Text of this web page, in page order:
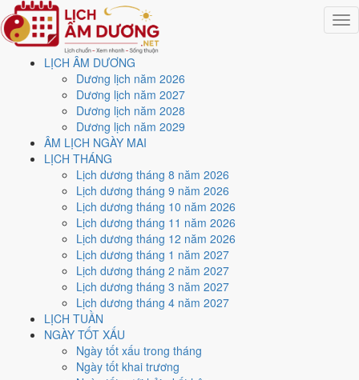
LỊCH ÂM DƯƠNG
Dương lịch năm 2026
Dương lịch năm 2027
Dương lịch năm 2028
Dương lịch năm 2029
ÂM LỊCH NGÀY MAI
LỊCH THÁNG
Lịch dương tháng 8 năm 2026
Lịch dương tháng 9 năm 2026
Lịch dương tháng 10 năm 2026
Lịch dương tháng 11 năm 2026
Lịch dương tháng 12 năm 2026
Lịch dương tháng 1 năm 2027
Lịch dương tháng 2 năm 2027
Lịch dương tháng 3 năm 2027
Lịch dương tháng 4 năm 2027
LỊCH TUẦN
NGÀY TỐT XẤU
Ngày tốt xấu trong tháng
Ngày tốt khai trương
Trang chủ
Lịch năm 2021
Tháng 1/2021
Ngày 26/1/2021 (Giáp Tuất)
Xem ngày26/1/2021
lịch - Ngày 14/12 âm lịch
(Giáp Tuất) tốt hay xấu?
Ngày 26/1/2021 dương lịch (Thứ Ba) là ngày 14/12/2020 âm lịch
Giáp Tuất - Can khắc Chi, Trực Thâu, Sao Thất, nạp âm Sơn
Đầu Hỏa. Tổng hòa, đây làNgày Bình Hòavới điểm trung bình
cho các việc quan trọng. Giờ Hoàng Đạo trong ngày:
Thân, Dậu, Hợi.
Ngày Dương